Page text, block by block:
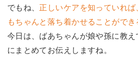
でもね、 正しいケアを知っていれ
もちゃんと落ち着かせることができ
今日は、ばあちゃんが娘や孫に教
にまとめてお伝えしますね。